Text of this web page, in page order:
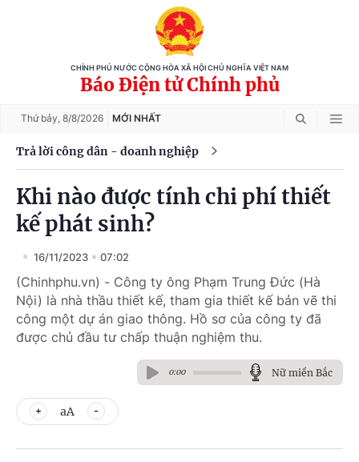
CHÍNH PHỦ NƯỚC CỘNG HÒA XÃ HỘI CHỦ NGHĨA VIỆT NAM
Báo Điện tử Chính phủ
Thứ bảy, 8/8/2026 MỚI NHẤT
Trả lời công dân - doanh nghiệp
Khi nào được tính chi phí thiết
kế phát sinh?
16/11/2023 07:02
(Chinhphu.vn) - Công ty ông Phạm Trung Đức (Hà
Nội) là nhà thầu thiết kế, tham gia thiết kế bản vẽ thi
công một dự án giao thông. Hồ sơ của công ty đã
được chủ đầu tư chấp thuận nghiệm thu.
0:00 Nữ miền Bắc
aA